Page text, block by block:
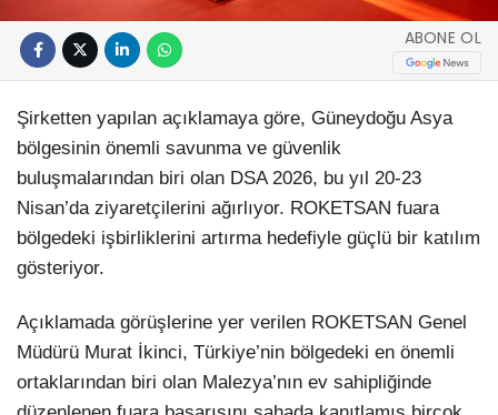
ABONE OL
Şirketten yapılan açıklamaya göre, Güneydoğu Asya
bölgesinin önemli savunma ve güvenlik
buluşmalarından biri olan DSA 2026, bu yıl 20-23
Nisan’da ziyaretçilerini ağırlıyor. ROKETSAN fuara
bölgedeki işbirliklerini artırma hedefiyle güçlü bir katılım
gösteriyor.
Açıklamada görüşlerine yer verilen ROKETSAN Genel
Müdürü Murat İkinci, Türkiye’nin bölgedeki en önemli
ortaklarından biri olan Malezya’nın ev sahipliğinde